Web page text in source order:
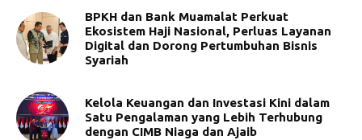
BPKH dan Bank Muamalat Perkuat
Ekosistem Haji Nasional, Perluas Layanan
Digital dan Dorong Pertumbuhan Bisnis
Syariah
Kelola Keuangan dan Investasi Kini dalam
Satu Pengalaman yang Lebih Terhubung
dengan CIMB Niaga dan Ajaib